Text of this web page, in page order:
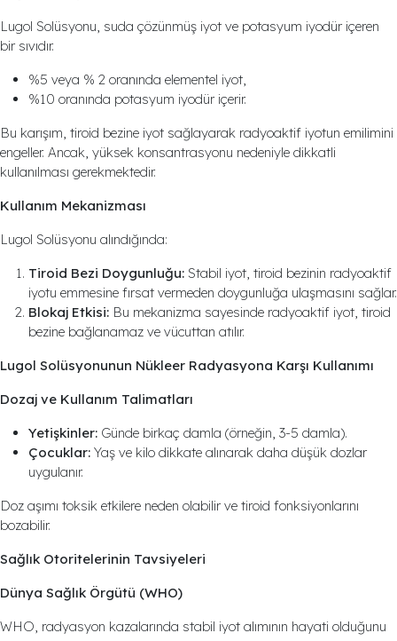
Lugol Solüsyonu, suda çözünmüş iyot ve potasyum iyodür içeren
bir sıvıdır.
%5 veya % 2 oranında elementel iyot,
%10 oranında potasyum iyodür içerir.
Bu karışım, tiroid bezine iyot sağlayarak radyoaktif iyotun emilimini
engeller. Ancak, yüksek konsantrasyonu nedeniyle dikkatli
kullanılması gerekmektedir.
Kullanım Mekanizması
Lugol Solüsyonu alındığında:
Tiroid Bezi Doygunluğu: Stabil iyot, tiroid bezinin radyoaktif
iyotu emmesine fırsat vermeden doygunluğa ulaşmasını sağlar.
Blokaj Etkisi: Bu mekanizma sayesinde radyoaktif iyot, tiroid
bezine bağlanamaz ve vücuttan atılır​.
Lugol Solüsyonunun Nükleer Radyasyona Karşı Kullanımı
Dozaj ve Kullanım Talimatları
Yetişkinler: Günde birkaç damla (örneğin, 3-5 damla).
Çocuklar: Yaş ve kilo dikkate alınarak daha düşük dozlar
uygulanır.
Doz aşımı toksik etkilere neden olabilir ve tiroid fonksiyonlarını
bozabilir.
Sağlık Otoritelerinin Tavsiyeleri
Dünya Sağlık Örgütü (WHO)
WHO, radyasyon kazalarında stabil iyot alımının hayati olduğunu